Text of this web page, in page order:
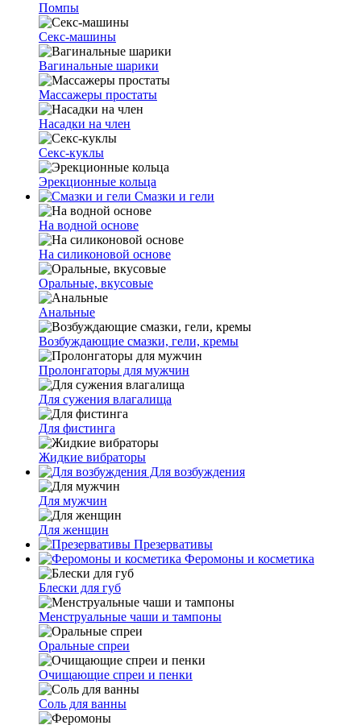
Помпы
Секс-машины
Вагинальные шарики
Массажеры простаты
Насадки на член
Секс-куклы
Эрекционные кольца
Смазки и гели
На водной основе
На силиконовой основе
Оральные, вкусовые
Анальные
Возбуждающие смазки, гели, кремы
Пролонгаторы для мужчин
Для сужения влагалища
Для фистинга
Жидкие вибраторы
Для возбуждения
Для мужчин
Для женщин
Презервативы
Феромоны и косметика
Блески для губ
Менструальные чаши и тампоны
Оральные спреи
Очищающие спреи и пенки
Соль для ванны